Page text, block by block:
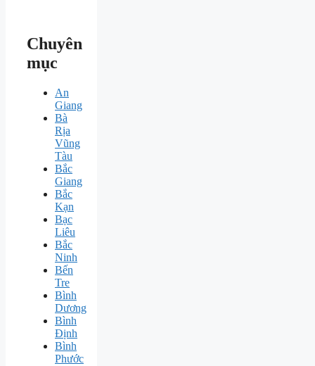
Chuyên
mục
An
Giang
Bà
Rịa
Vũng
Tàu
Bắc
Giang
Bắc
Kạn
Bạc
Liêu
Bắc
Ninh
Bến
Tre
Bình
Dương
Bình
Định
Bình
Phước